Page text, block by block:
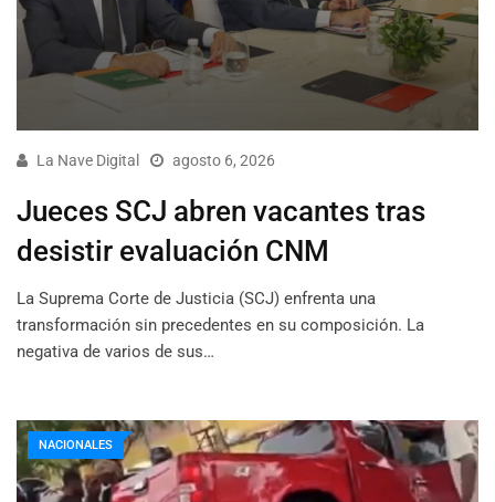
La Nave Digital agosto 6, 2026
Jueces SCJ abren vacantes tras
desistir evaluación CNM
La Suprema Corte de Justicia (SCJ) enfrenta una
transformación sin precedentes en su composición. La
negativa de varios de sus…
NACIONALES